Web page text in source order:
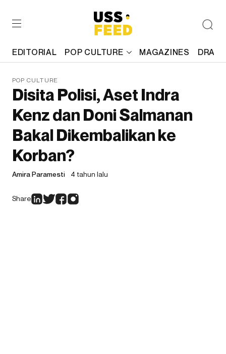
EDITORIAL POP CULTURE MAGAZINES
POP CULTURE
Disita Polisi, Aset Indra
Kenz dan Doni Salmanan
Bakal Dikembalikan ke
Korban?
Amira Paramesti 4 tahun lalu
Share